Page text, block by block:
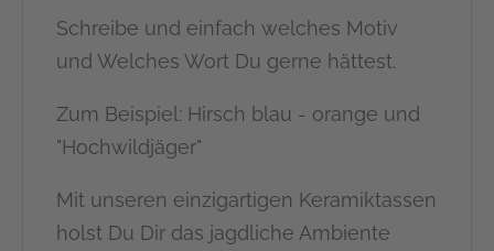
Schreibe und einfach welches Motiv
und Welches Wort Du gerne hättest.
Zum Beispiel: Hirsch blau - orange und
"Hochwildjäger"
Mit unseren einzigartigen Keramiktassen
holst Du Dir das jagdliche Ambiente